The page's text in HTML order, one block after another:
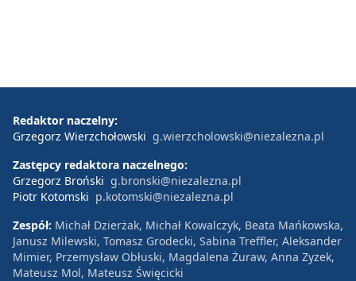
Redaktor naczelny:
Grzegorz Wierzchołowski g.wierzcholowski@niezalezna.pl
Zastępcy redaktora naczelnego:
Grzegorz Broński g.bronski@niezalezna.pl
Piotr Kotomski p.kotomski@niezalezna.pl
Zespół: Michał Dzierżak, Michał Kowalczyk, Beata Mańkowska,
Janusz Milewski, Tomasz Grodecki, Sabina Treffler, Aleksander
Mimier, Przemysław Obłuski, Magdalena Żuraw, Anna Zyzek,
Mateusz Mol, Mateusz Święcicki